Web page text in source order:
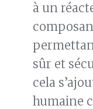
à un
sûr et
cela
humaine